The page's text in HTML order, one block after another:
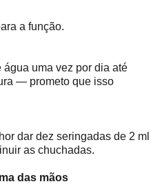
a função.
uma vez por dia até
― prometo que isso
dar dez seringadas de 2 ml
as chuchadas.
das mãos